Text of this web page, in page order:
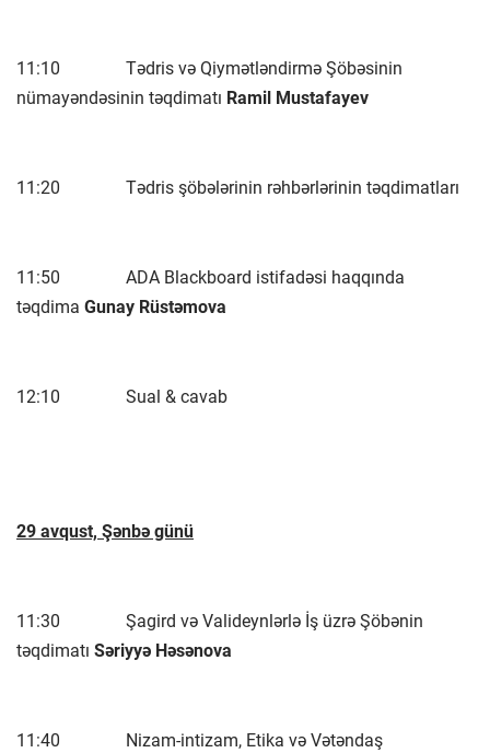
11:10 Tədris və Qiymətləndirmə Şöbəsinin
nümayəndəsinin təqdimatı Ramil Mustafayev
11:20 Tədris şöbələrinin rəhbərlərinin təqdimatları
11:50 ADA Blackboard istifadəsi haqqında
təqdima Gunay Rüstəmova
12:10 Sual & cavab
29 avqust, Şənbə günü
11:30 Şagird və Valideynlərlə İş üzrə Şöbənin
təqdimatı Səriyyə Həsənova
11:40 Nizam-intizam, Etika və Vətəndaş